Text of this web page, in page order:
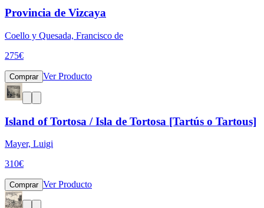
Provincia de Vizcaya
Coello y Quesada, Francisco de
275€
Comprar Ver Producto
Island of Tortosa / Isla de Tortosa [Tartús o Tartous]
Mayer, Luigi
310€
Comprar Ver Producto